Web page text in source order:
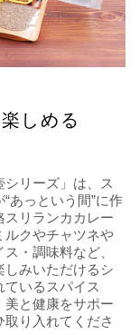
しめる
リーズ」は、ス
あっという間”に作
スリランカカレー
ルクやチャツネや
・調味料など、
しみいただけるシ
ているスパイス
美と健康をサポー
取り入れてくださ